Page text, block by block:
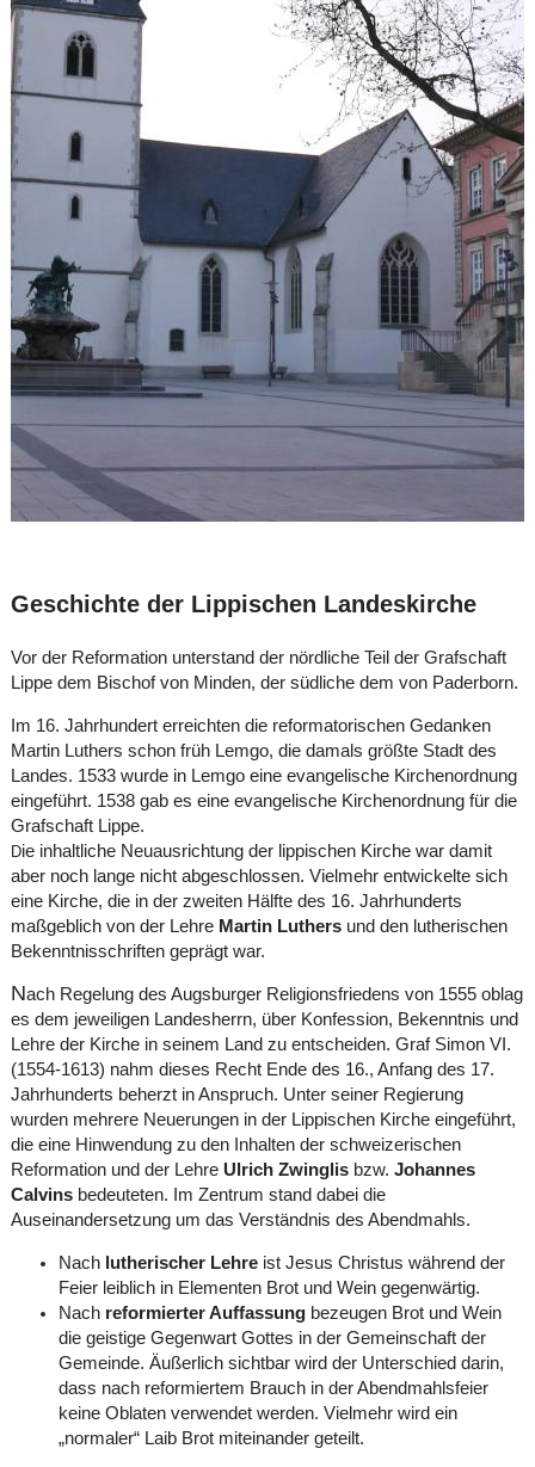
Geschichte der Lippischen Landeskirche
Vor der Reformation unterstand der nördliche Teil der Grafschaft
Lippe dem Bischof von Minden, der südliche dem von Paderborn.
Im 16. Jahrhundert erreichten die reformatorischen Gedanken
Martin Luthers schon früh Lemgo, die damals größte Stadt des
Landes. 1533 wurde in Lemgo eine evangelische Kirchenordnung
eingeführt. 1538 gab es eine evangelische Kirchenordnung für die
Grafschaft Lippe.
Die inhaltliche Neuausrichtung der lippischen Kirche war damit
aber noch lange nicht abgeschlossen. Vielmehr entwickelte sich
eine Kirche, die in der zweiten Hälfte des 16. Jahrhunderts
maßgeblich von der Lehre Martin Luthersund den lutherischen
Bekenntnisschriften geprägt war.
Nach Regelung des Augsburger Religionsfriedens von 1555 oblag
es dem jeweiligen Landesherrn, über Konfession, Bekenntnis und
Lehre der Kirche in seinem Land zu entscheiden. Graf Simon VI.
(1554-1613) nahm dieses Recht Ende des 16., Anfang des 17.
Jahrhunderts beherzt in Anspruch. Unter seiner Regierung
wurden mehrere Neuerungen in der Lippischen Kirche eingeführt,
die eine Hinwendung zu den Inhalten der schweizerischen
Reformation und der Lehre Ulrich Zwinglisbzw. Johannes
Calvinsbedeuteten. Im Zentrum stand dabei die
Auseinandersetzung um das Verständnis des Abendmahls.
Nach lutherischer Lehre ist Jesus Christus während der
Feier leiblich in Elementen Brot und Wein gegenwärtig.
Nach reformierter Auffassungbezeugen Brot und Wein
die geistige Gegenwart Gottes in der Gemeinschaft der
Gemeinde. Äußerlich sichtbar wird der Unterschied darin,
dass nach reformiertem Brauch in der Abendmahlsfeier
keine Oblaten verwendet werden. Vielmehr wird ein
„normaler“ Laib Brot miteinander geteilt.